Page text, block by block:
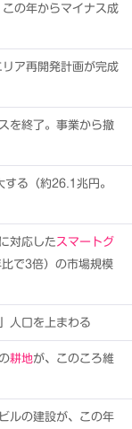
この年からマイナス成
ア再開発計画が完成
を終了。事業から撤
る（約26.1兆円。
対応したスマートグ
で3倍）の市場規模
人口を上まわる
耕地が、このころ維
ルの建設が、この年